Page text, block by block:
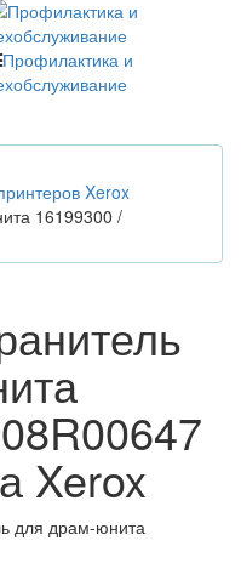
Профилактика и
Xerox
16199300 /
Xerox